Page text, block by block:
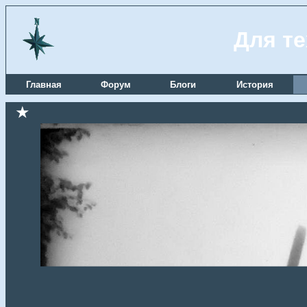
Для
Главная Форум Блоги История
★